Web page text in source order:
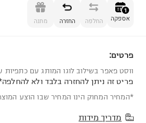
1
אספקה החלפה החזרה מתנה
פרטים:
ווסט פאפר בשילוב לוגו המותג עם כתפיות
פריט זה ניתן להחזרה בלבד ולא
*המחיר המחוק הינו המחיר שבו הוצע
מדריך מידות